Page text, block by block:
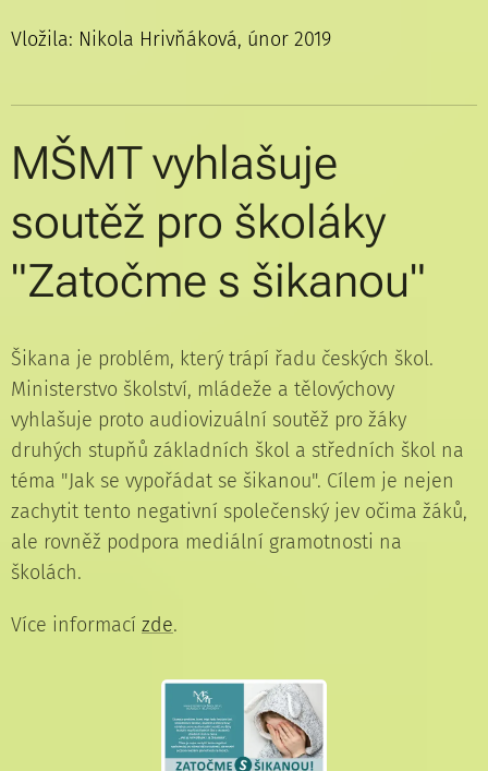
Vložila: Nikola Hrivňáková, únor 2019
MŠMT vyhlašuje
soutěž pro školáky
"Zatočme s šikanou"
Šikana je problém, který trápí řadu českých škol.
Ministerstvo školství, mládeže a tělovýchovy
vyhlašuje proto audiovizuální soutěž pro žáky
druhých stupňů základních škol a středních škol na
téma "Jak se vypořádat se šikanou". Cílem je nejen
zachytit tento negativní společenský jev očima žáků,
ale rovněž podpora mediální gramotnosti na
školách.
Více informací zde.